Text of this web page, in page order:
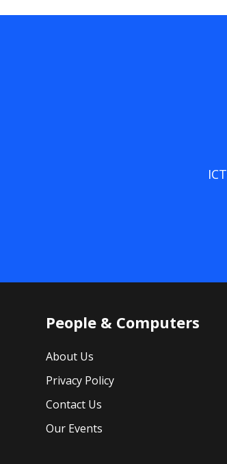
People & Computers
About Us
Privacy Policy
Contact Us
Our Events